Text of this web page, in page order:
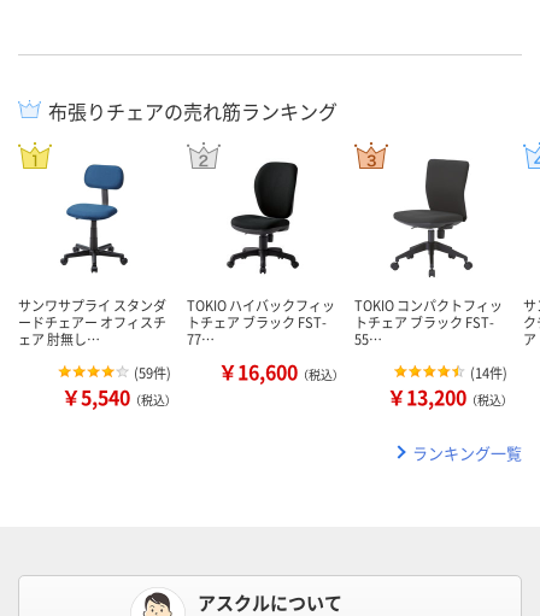
布張りチェアの売れ筋ランキング
サンワサプライ スタンダ
ードチェアー オフィスチ
ェア 肘無し…
(59件)
￥5,540 （税込）
TOKIO ハイバックフィッ
トチェア ブラック FST-
77…
￥16,600 （税込）
TOKIO コンパクトフィッ
トチェア ブラック FST-
55…
(14件)
￥13,200 （税込）
サ
ランキング一覧
アスクルについて